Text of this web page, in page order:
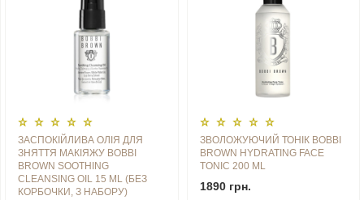
ЗАСПОКІЙЛИВА ОЛІЯ ДЛЯ
ЗНЯТТЯ МАКІЯЖУ BOBBI
BROWN SOOTHING
CLEANSING OIL 15 ML (БЕЗ
КОРБОЧКИ, З НАБОРУ)
ЗВОЛОЖУЮЧИЙ ТОНІК BOBBI
BROWN HYDRATING FACE
TONIC 200 ML
1890 грн.